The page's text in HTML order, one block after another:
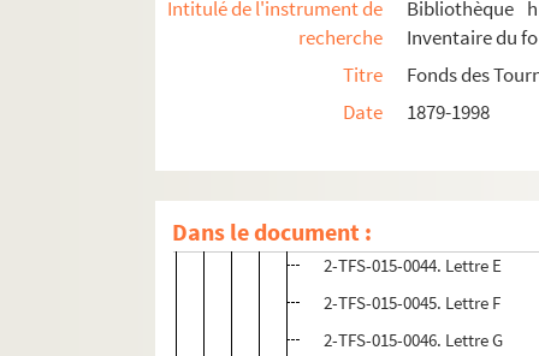
Intitulé de l'instrument de
recherche
Bibliothèque
Inventaire du
Titre
Fonds des
Date
1879-1998
Dans le document :
8-TFS-015-0486. Fiches
Dossiers individuels du
2-TFS-015-0040. Lettre A
2-TFS-015-0043. Lettre D
2-TFS-015-0044. Lettre E
2-TFS-015-0045. Lettre F
2-TFS-015-0046. Lettre G